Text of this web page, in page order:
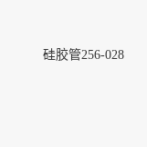
硅胶管256-028